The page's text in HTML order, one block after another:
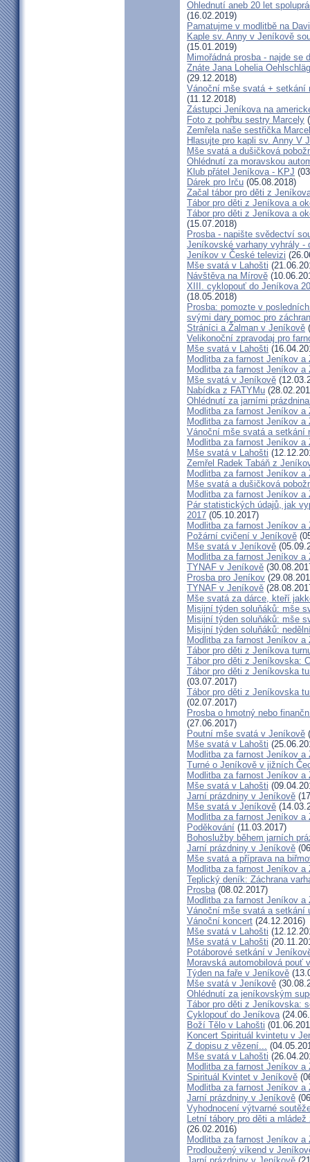
Ohlednutí aneb 20 let
(16.02.2019)
Pamatujme v modlitbě na
Kaple sv. Anny v Jeníkově
(15.01.2019)
Mimořádná prosba - najde se
Znáte Jana Lohelia
(29.12.2018)
Vánoční mše svatá + setkání
(11.12.2018)
Zástupci Jeníkova na
Foto z pohřbu sestry Marcely
Zemřela naše sestřička
Hlasujte pro kapli sv. Anny V
Mše svatá a dušičková
Ohlédnutí za moravskou
Klub přátel Jeníkova - KPJ
Dárek pro Irču (05.08.2018)
Začal tábor pro děti z
Tábor pro děti z Jeníkova a
Tábor pro děti z Jeníkova a
(15.07.2018)
Prosba - napište svědectví
Jeníkovské varhany vyhrály -
Jeníkov v České televizi
Mše svatá v Lahošti
Návštěva na Mírově
XIII. cyklopouť do Jeníkova
(18.05.2018)
Prosba: pomozte v
svými dary pomoc pro
Stráníci a Žalman v Jeníkově
Velikonoční zpravodaj pro
Mše svatá v Lahošti
Modlitba za farnost Jeníkov a
Modlitba za farnost Jeníkov a
Mše svatá v Jeníkově
Nabídka z FATYMu
Ohlédnutí za jarními
Modlitba za farnost Jeníkov a
Modlitba za farnost Jeníkov a
Vánoční mše svatá a setkání
Modlitba za farnost Jeníkov a
Mše svatá v Lahošti
Zemřel Radek Tabáň z
Modlitba za farnost Jeníkov a
Mše svatá a dušičková
Modlitba za farnost Jeníkov a
Pár statistických údajů, jak
2017 (05.10.2017)
Modlitba za farnost Jeníkov a
Požární cvičení v Jeníkově
Mše svatá v Jeníkově
Modlitba za farnost Jeníkov a
TYNAF v Jeníkově
Prosba pro Jeníkov
TYNAF v Jeníkově
Mše svatá za dárce, kteří
Misijní týden soluňáků: mše
Misijní týden soluňáků: mše
Misijní týden soluňáků:
Modlitba za farnost Jeníkov a
Tábor pro děti z Jeníkova
Tábor pro děti z Jeníkovska:
Tábor pro děti z Jeníkovska
(03.07.2017)
Tábor pro děti z Jeníkovska
(02.07.2017)
Prosba o hmotný nebo
(27.06.2017)
Poutní mše svatá v Jeníkově
Mše svatá v Lahošti
Modlitba za farnost Jeníkov a
Turné o Jeníkově v jižních
Modlitba za farnost Jeníkov a
Mše svatá v Lahošti
Jarní prázdniny v Jeníkově
Mše svatá v Jeníkově
Modlitba za farnost Jeníkov a
Poděkování (11.03.2017)
Bohoslužby během jarních
Jarní prázdniny v Jeníkově
Mše svatá a příprava na
Modlitba za farnost Jeníkov
Teplický deník: Záchrana
Prosba(08.02.2017)
Modlitba za farnost Jeníkov a
Vánoční mše svatá a setkání
Vánoční koncert (24.12.2016)
Mše svatá v Lahošti
Mše svatá v Lahošti
Potáborové setkání v
Moravská automobilová pouť
Týden na faře v Jeníkově
Mše svatá v Jeníkově
Ohlédnutí za jeníkovským
Tábor pro děti z Jeníkovska:
Cyklopouť do Jeníkova
Boží Tělo v Lahošti
Koncert Spirituál kvintetu v
Z dopisu z vězení...
Mše svatá v Lahošti
Modlitba za farnost Jeníkov a
Spirituál Kvintet v Jeníkově
Modlitba za farnost Jeníkov a
Jarní prázdniny v Jeníkově
Vyhodnocení výtvarné
Letní tábory pro děti a
(26.02.2016)
Modlitba za farnost Jeníkov a
Prodloužený víkend v